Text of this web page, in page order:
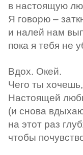
в настоящую
Я говорю –
и налей нам
пока я тебя не
Вдох. Окей.
Чего ты
Настоящей
(и снова
на этот раз
чтобы